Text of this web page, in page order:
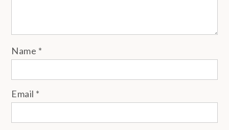
Name *
Email *